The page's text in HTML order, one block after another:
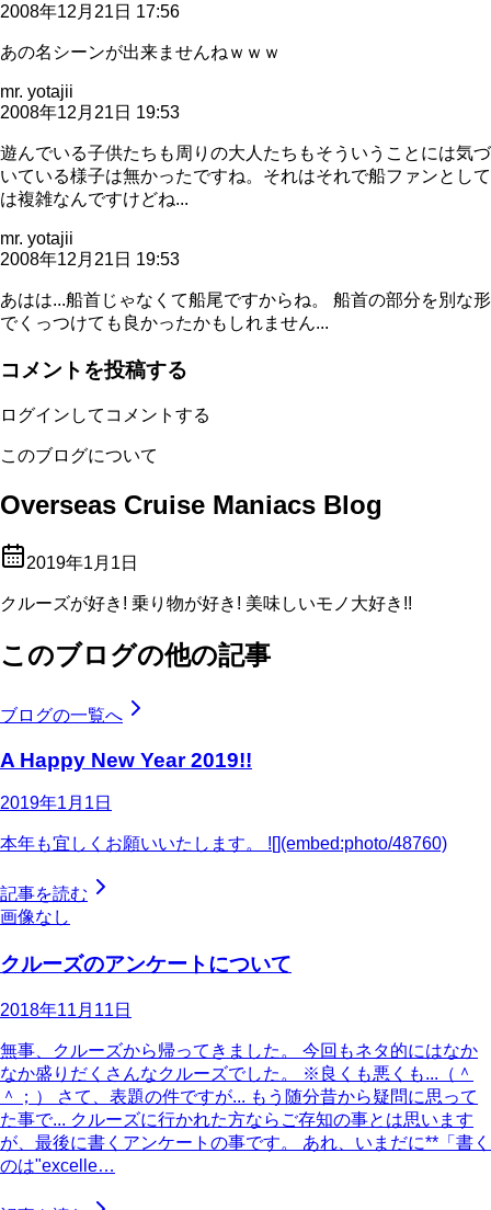
2008年12月21日 17:56
あの名シーンが出来ませんねｗｗｗ
mr. yotajii
2008年12月21日 19:53
遊んでいる子供たちも周りの大人たちもそういうことには気づ
いている様子は無かったですね。それはそれで船ファンとして
は複雑なんですけどね...
mr. yotajii
2008年12月21日 19:53
あはは...船首じゃなくて船尾ですからね。 船首の部分を別な形
でくっつけても良かったかもしれません...
コメントを投稿する
ログインしてコメントする
このブログについて
Overseas Cruise Maniacs Blog
2019年1月1日
クルーズが好き! 乗り物が好き! 美味しいモノ大好き!!
このブログの他の記事
ブログの一覧へ
A Happy New Year 2019!!
2019年1月1日
本年も宜しくお願いいたします。 ![](embed:photo/48760)
記事を読む
画像なし
クルーズのアンケートについて
2018年11月11日
無事、クルーズから帰ってきました。 今回もネタ的にはなか
なか盛りだくさんなクルーズでした。 ※良くも悪くも...（＾
＾；） さて、表題の件ですが... もう随分昔から疑問に思って
た事で... クルーズに行かれた方ならご存知の事とは思います
が、最後に書くアンケートの事です。 あれ、いまだに**「書く
のは"excelle…